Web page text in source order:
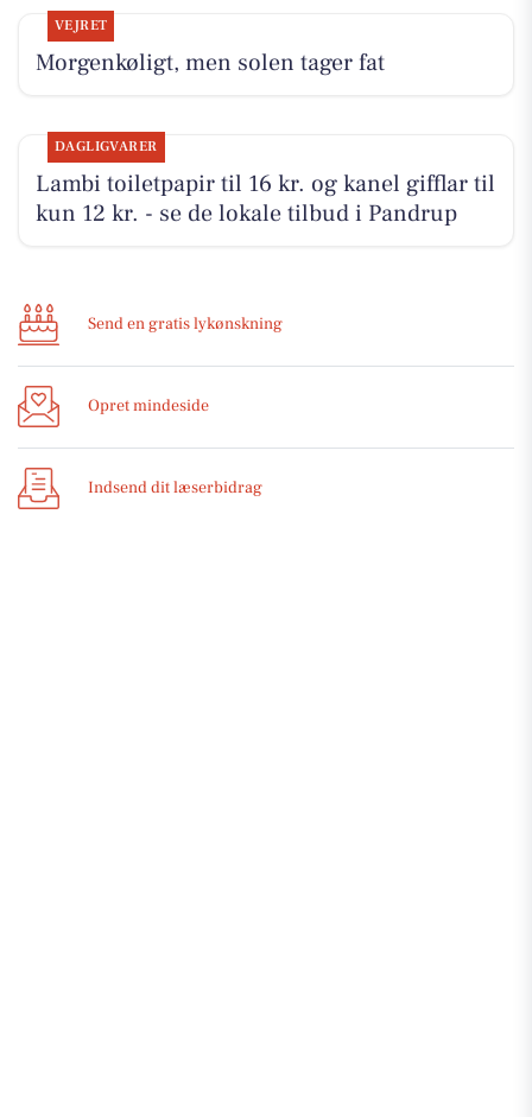
VEJRET
Morgenkøligt, men solen tager fat
DAGLIGVARER
Lambi toiletpapir til 16 kr. og kanel gifflar til
kun 12 kr. - se de lokale tilbud i Pandrup
Send en gratis lykønskning
Opret mindeside
Indsend dit læserbidrag